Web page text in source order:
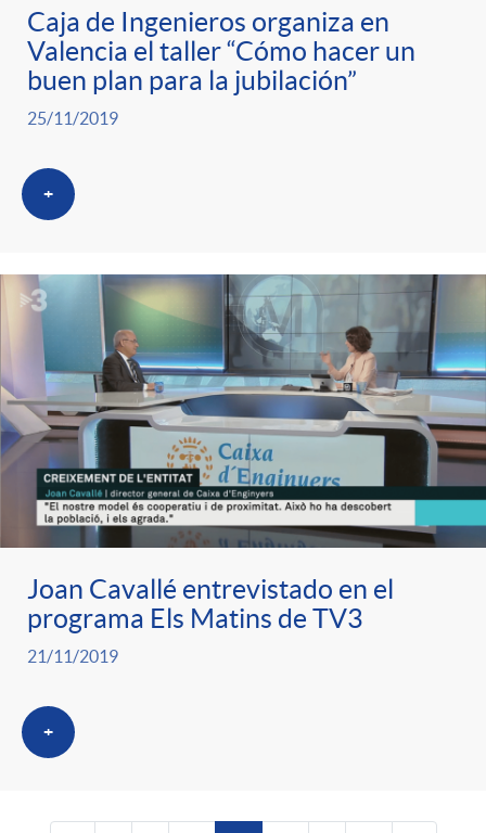
Caja de Ingenieros organiza en
Valencia el taller “Cómo hacer un
buen plan para la jubilación”
25/11/2019
+
Joan Cavallé entrevistado en el
programa Els Matins de TV3
21/11/2019
+